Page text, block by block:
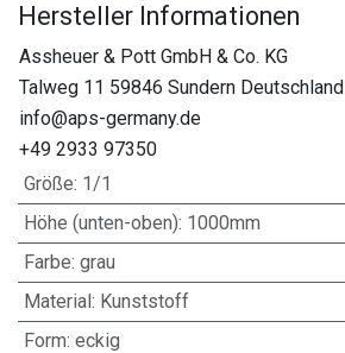
Hersteller Informationen
Assheuer & Pott GmbH & Co. KG
Talweg 11 59846 Sundern Deutschland
info@aps-germany.de
+49 2933 97350
Größe: 1/1
Höhe (unten-oben): 1000mm
Farbe: grau
Material: Kunststoff
Form: eckig